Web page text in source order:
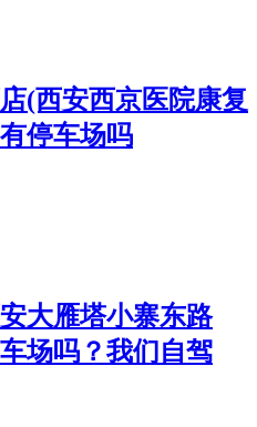
(西安西京医院康复
停车场吗
大雁塔小寨东路
场吗？我们自驾